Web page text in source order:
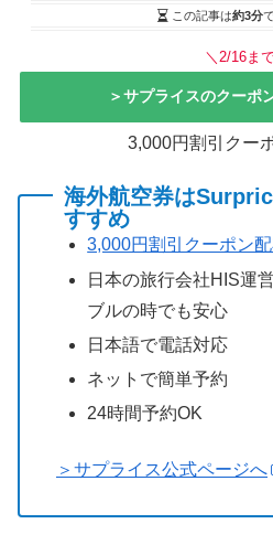
この記事は約3分
＼2/16ま
＞サプライスのクーポ
3,000円割引クー
海外航空券は
すすめ
3,000円割引クーポン
日本の旅行会社HIS運
ブルの時でも安心
日本語で電話対応
ネットで簡単予約
24時間予約OK
＞サプライス公式ページへ